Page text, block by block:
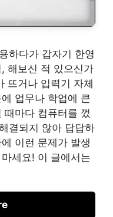
하다가 갑자기 한영
해보신 적 있으신가
뜨거나 입력기 자체
업무나 학업에 큰
때마다 컴퓨터를 껐
결되지 않아 답답하
이런 문제가 발생
세요! 이 글에서는